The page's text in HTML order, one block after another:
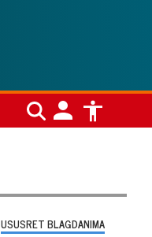
USUSRET BLAGDANIMA